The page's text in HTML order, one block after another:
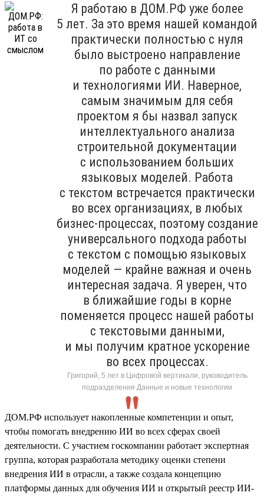
Я работаю в ДОМ.РФ уже более
5 лет. За это время нашей командой
практически полностью с нуля
было выстроено направление
по работе с данными
и технологиями ИИ. Наверное,
самым значимым для себя
проектом я бы назвал запуск
интеллектуального анализа
строительной документации
с использованием больших
языковых моделей. Работа
с текстом встречается практически
во всех организациях, в любых
бизнес-процессах, поэтому создание
универсального подхода работы
с текстом с помощью языковых
моделей — крайне важная и очень
интересная задача. Я уверен, что
в ближайшие годы в корне
поменяется процесс нашей работы
с текстовыми данными,
и мы получим кратное ускорение
во всех процессах.
Григорий, 5 лет в Цифровой вертикали, руководитель
подразделения Данные и новые технологии
ДОМ.РФ использует накопленные компетенции и опыт,
чтобы помогать внедрению ИИ во всех сферах своей
деятельности. С участием госкомпании работает экспертная
группа, которая разработала методику оценки степени
внедрения ИИ в отрасли, а также создала концепцию
платформы данных для обучения ИИ и открытый реестр ИИ-